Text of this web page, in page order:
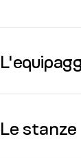
Le stanze